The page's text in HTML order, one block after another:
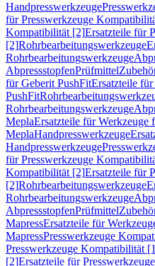
Handpresswerkzeuge
für Presswerkzeuge
Kompatibilität [2]Ersatzteile für
[2]Rohrbearbeitungswerkzeuge
Rohrbearbeitungswerkzeuge
AbpressstopfenPrüfmittel
für Geberit PushFitErsatzteile
PushFit
Rohrbearbeitungswerkzeuge
MeplaErsatzteile für Werkzeuge
MeplaHandpresswerkzeuge
Handpresswerkzeuge
für Presswerkzeuge
Kompatibilität [2]Ersatzteile für
[2]Rohrbearbeitungswerkzeuge
Rohrbearbeitungswerkzeuge
AbpressstopfenPrüfmittel
MapressErsatzteile für
MapressPresswerkzeuge
Presswerkzeuge Kompatibilität
[2]Ersatzteile für